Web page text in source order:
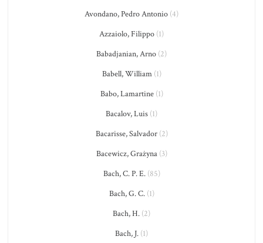
Avondano, Pedro Antonio (4)
Azzaiolo, Filippo (1)
Babadjanian, Arno (2)
Babell, William(1)
Babo, Lamartine(1)
Bacalov, Luis (1)
Bacarisse, Salvador(2)
Bacewicz, Grażyna(3)
Bach, C. P. E.(85)
Bach, G. C.(1)
Bach, H. (2)
Bach, J. (1)